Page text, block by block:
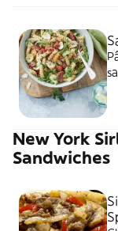
New York
Sandwiches